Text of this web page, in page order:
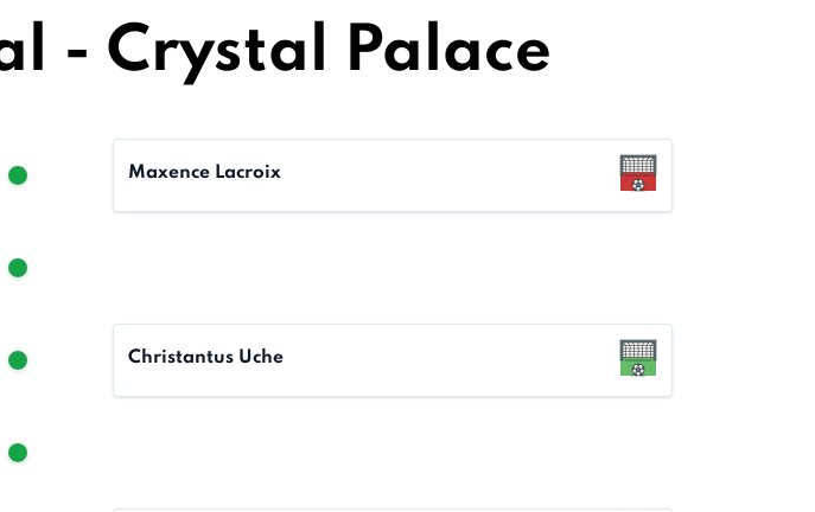
- Crystal Palace
Maxence Lacroix
Christantus Uche